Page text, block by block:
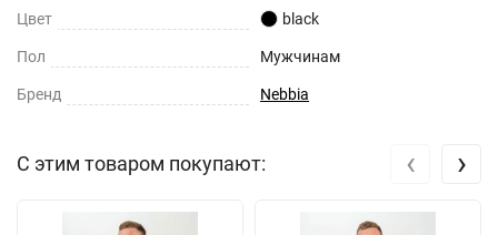
Цвет black
Пол Мужчинам
Бренд Nebbia
С этим товаром покупают: ‹ ›